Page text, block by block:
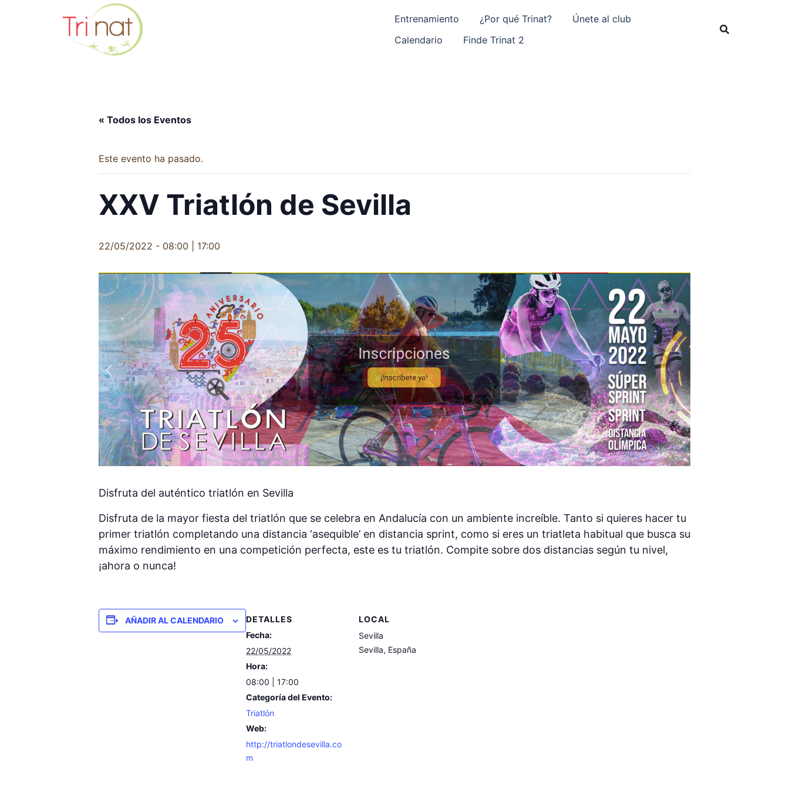
Entrenamiento ¿Por qué Trinat?
Únete al club
Calendario
Finde Trinat 2
« Todos los Eventos
Este evento ha pasado.
XXV Triatlón de Sevilla
22/05/2022 - 08:00 17:00
Disfruta del auténtico triatlón en Sevilla
Disfruta de la mayor fiesta del triatlón que se celebra en Andalucía con un ambiente increíble. Tanto si quieres hacer tu
primer triatlón completando una distancia ‘asequible’ en distancia sprint, como si eres un triatleta habitual que busca su
máximo rendimiento en una competición perfecta, este es tu triatlón. Compite sobre dos distancias según tu nivel,
¡ahora o nunca!
AÑADIR AL CALENDARIO
DETALLES
Fecha:
22/05/2022
Hora:
08:00 | 17:00
Categoría del Evento:
Triatlón
Web:
http://triatlondesevilla.co
m
LOCAL
Sevilla
Sevilla, España